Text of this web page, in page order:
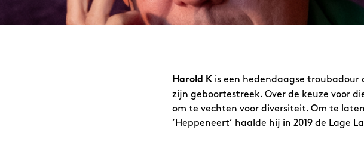
Harold K is een hedendaagse
zijn geboortestreek. Over de keuze voor
om te vechten voor diversiteit. Om te
‘Heppeneert’ haalde hij in 2019 de Lage